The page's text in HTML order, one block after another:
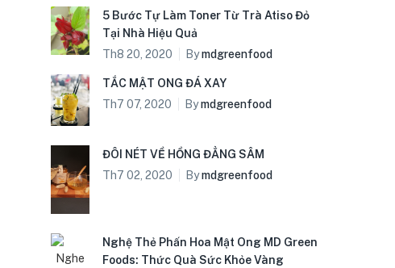
5 Bước Tự Làm Toner Từ Trà Atiso Đỏ
Tại Nhà Hiệu Quả
Th8 20, 2020
Bymdgreenfood
TẮC MẬT ONG ĐÁ XAY
Th7 07, 2020
Bymdgreenfood
ĐÔI NÉT VỀ HỒNG ĐẲNG SÂM
Th7 02, 2020
Bymdgreenfood
Nghệ Thẻ Phấn Hoa Mật Ong MD Green
Foods: Thức Quà Sức Khỏe Vàng